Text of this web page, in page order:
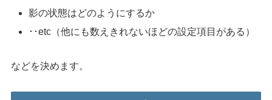
影の状態はどのようにするか
･･etc（他にも数えきれないほどの設定項目がある）
などを決めます。